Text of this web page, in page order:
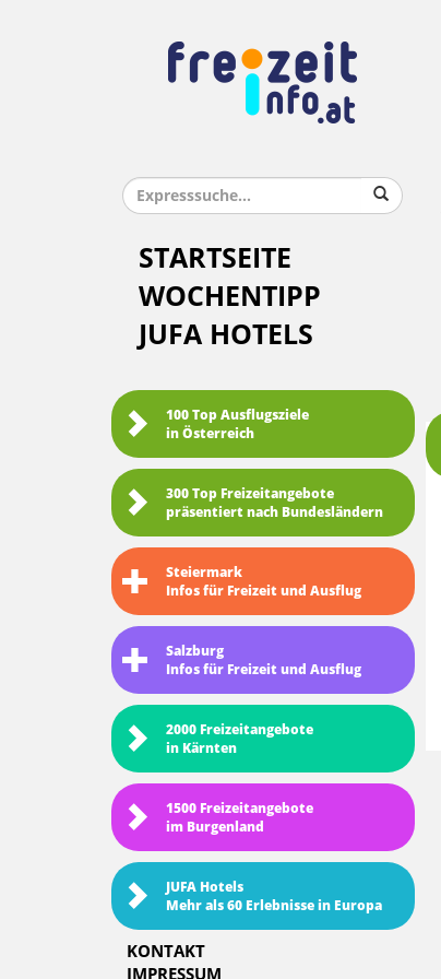
STARTSEITE
WOCHENTIPP
JUFA HOTELS
100 Top Ausflugsziele
in Österreich
300 Top Freizeitangebote
präsentiert nach Bundesländern
Steiermark
Infos für Freizeit und Ausflug
Salzburg
Infos für Freizeit und Ausflug
2000 Freizeitangebote
in Kärnten
1500 Freizeitangebote
im Burgenland
JUFA Hotels
Mehr als 60 Erlebnisse in Europa
KONTAKT
IMPRESSUM